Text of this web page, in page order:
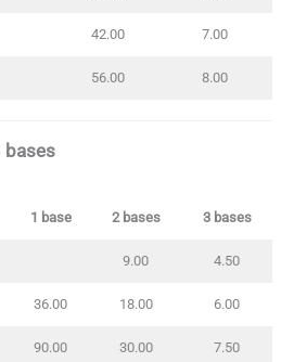
42.00 7.00
56.00 8.00
bases
1 base 2 bases 3 bases
9.00 4.50
36.00 18.00 6.00
90.00 30.00 7.50